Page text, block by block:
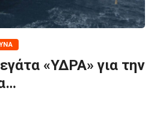
«ΥΔΡΑ» για την